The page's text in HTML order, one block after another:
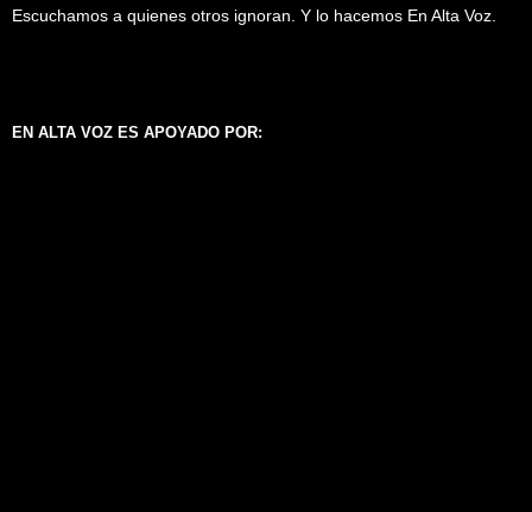
Escuchamos a quienes otros ignoran. Y lo hacemos En Alta Voz.
EN ALTA VOZ ES APOYADO POR: